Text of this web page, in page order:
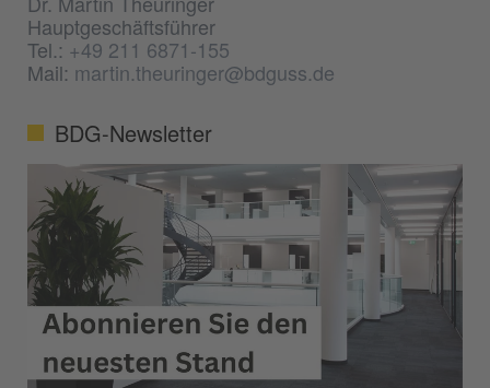
Hauptgeschäftsführer
Tel.:+49 211 6871-155
Mail: martin.theuringer@bdguss.de
BDG-Newsletter